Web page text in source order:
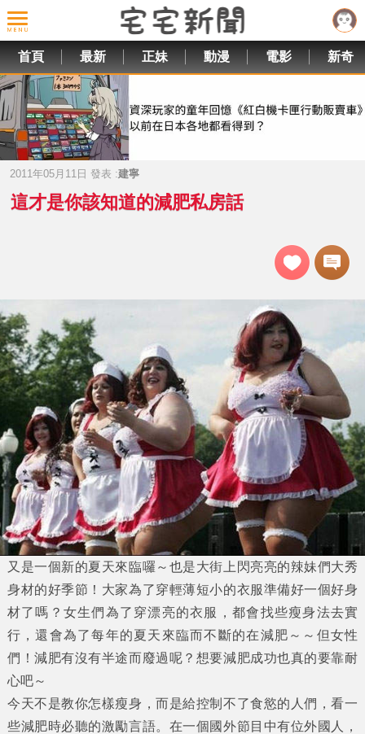
首頁 最新 正妹 動漫 電影 新奇
2011年05月11日 發表 :建寧
這才是你該知道的減肥私房話
又是一個新的夏天來臨囉～也是大街上閃亮亮的辣妹們大秀
身材的好季節！大家為了穿輕薄短小的衣服準備好一個好身
材了嗎？女生們為了穿漂亮的衣服，都會找些瘦身法去實
行，還會為了每年的夏天來臨而不斷的在減肥～～但女性
們！減肥有沒有半途而廢過呢？想要減肥成功也真的要靠耐
心吧～
今天不是教你怎樣瘦身，而是給控制不了食慾的人們，看一
些減肥時必聽的激勵言語。在一個國外節目中有位外國人，